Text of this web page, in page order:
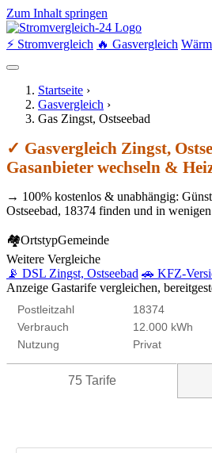
Zum Inhalt springen
⚡ Stromvergleich 🔥 Gasvergleich
Startseite ›
Gasvergleich ›
Gas Zingst, Ostseebad
✓ Gasvergleich Zingst,
Gasanbieter wechseln &
→ 100% kostenlos & unabhängig:
Ostseebad, 18374 finden und in
🏘OrtstypGemeinde
Weitere Vergleiche
📡 DSL Zingst, Ostseebad 🚗 KFZ-
Anzeige Gastarife vergleichen,